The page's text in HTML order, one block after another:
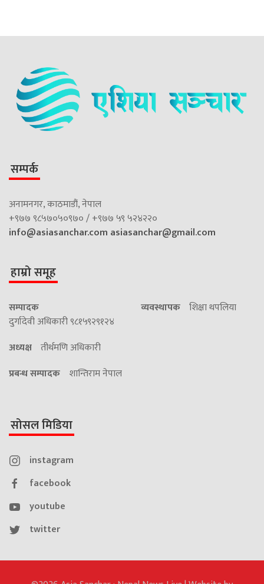
सम्पर्क
अनामनगर, काठमाडौं, नेपाल
+९७७ ९८५७०५०९७० / +९७७ ५९ ५२४२२०
info@asiasanchar.com asiasanchar@gmail.com
हाम्रो समूह
सम्पादक
दुर्गादेवी अधिकारी ९८१५९२९१२४
व्यवस्थापक शिक्षा थपलिया
अध्यक्ष तीर्थमणि अधिकारी
प्रबन्ध सम्पादक शान्तिराम नेपाल
सोसल मिडिया
instagram
facebook
youtube
twitter